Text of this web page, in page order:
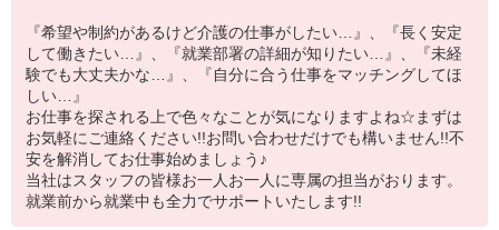
『希望や制約があるけど介護の仕事がしたい…』、『長く安定
して働きたい…』、『就業部署の詳細が知りたい…』、『未経
験でも大丈夫かな…』、『自分に合う仕事をマッチングしてほ
しい…』
お仕事を探される上で色々なことが気になりますよね☆まずは
お気軽にご連絡ください!!お問い合わせだけでも構いません!!不
安を解消してお仕事始めましょう♪
当社はスタッフの皆様お一人お一人に専属の担当がおります。
就業前から就業中も全力でサポートいたします!!